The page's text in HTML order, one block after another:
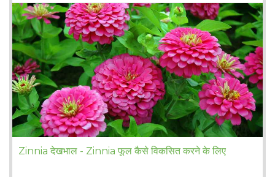
Zinnia देखभाल - Zinnia फूल कैसे विकसित करने के लिए